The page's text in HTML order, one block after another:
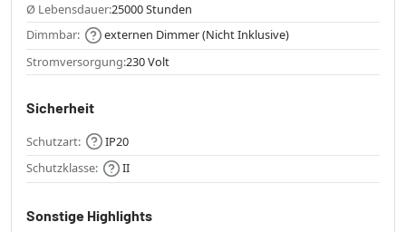
Ø Lebensdauer:25000 Stunden
Dimmbar:
externen Dimmer (Nicht Inklusive)
Stromversorgung:230 Volt
Sicherheit
Schutzart:
IP20
Schutzklasse:
II
Sonstige Highlights